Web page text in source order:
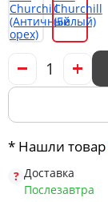
* Нашли товар
Доставка
Послезавтра